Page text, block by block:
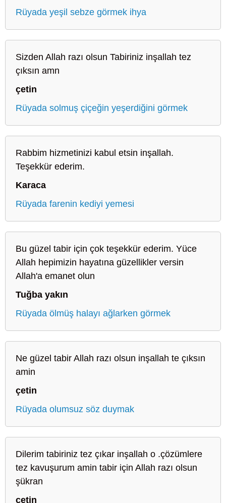
Rüyada yeşil sebze görmek ihya
Sizden Allah razı olsun Tabiriniz inşallah tez
çıksın amn
çetin
Rüyada solmuş çiçeğin yeşerdiğini görmek
Rabbim hizmetinizi kabul etsin inşallah.
Teşekkür ederim.
Karaca
Rüyada farenin kediyi yemesi
Bu güzel tabir için çok teşekkür ederim. Yüce
Allah hepimizin hayatına güzellikler versin
Allah'a emanet olun
Tuğba yakın
Rüyada ölmüş halayı ağlarken görmek
Ne güzel tabir Allah razı olsun inşallah te çıksın
amin
çetin
Rüyada olumsuz söz duymak
Dilerim tabiriniz tez çıkar inşallah o .çözümlere
tez kavuşurum amin tabir için Allah razı olsun
şükran
çetin